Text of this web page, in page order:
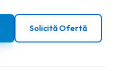
Solicită Ofertă